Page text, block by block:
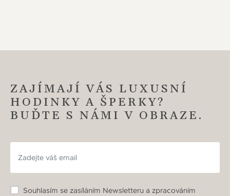
ZAJÍMAJÍ VÁS LUXUSNÍ
HODINKY A ŠPERKY?
BUĎTE S NÁMI V OBRAZE.
Souhlasím se zasíláním Newsletteru a zpracováním